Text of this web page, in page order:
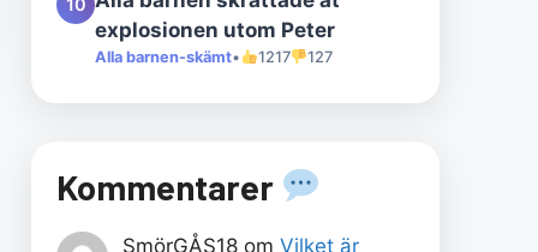
10
explosionen utom Peter
Alla barnen-skämt• 1217 127
Kommentarer
SmörGÅS18 omVilket är